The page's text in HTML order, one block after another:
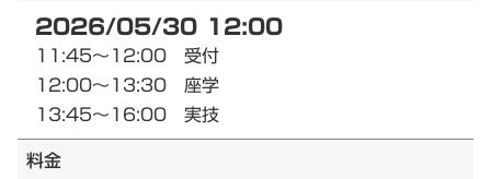
2026/05/30 12:00
11:45～12:00 受付
12:00～13:30 座学
13:45～16:00 実技
料金